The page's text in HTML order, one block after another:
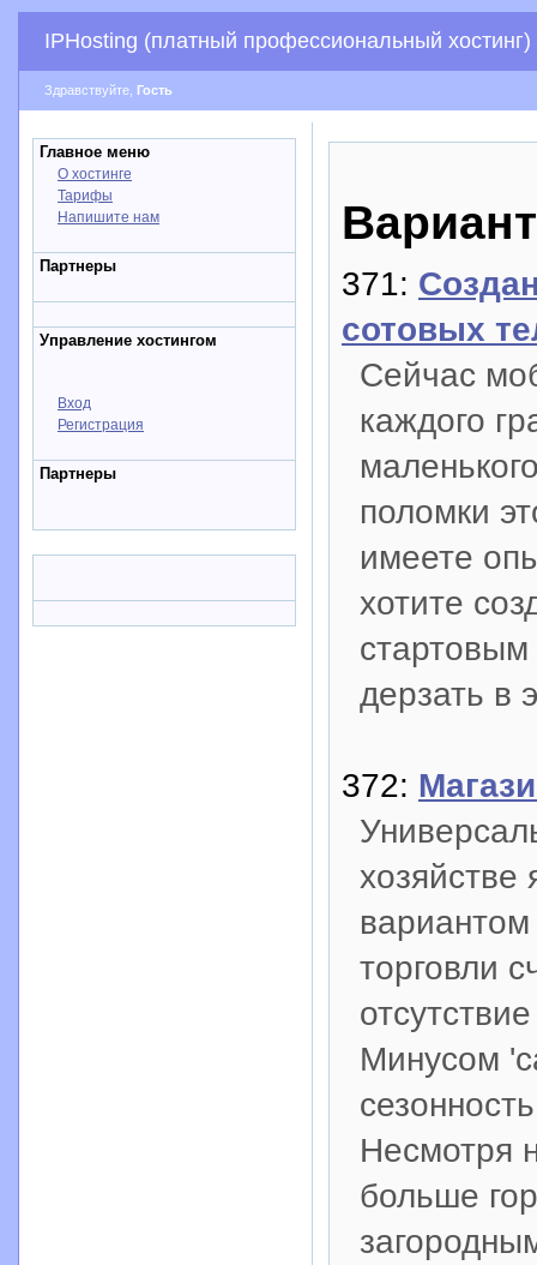
IPHosting (платный профессиональный хостинг)
Здравствуйте, Гость
Главное меню
О хостинге
Тарифы
Напишите нам
Партнеры
Управление хостингом
Вход
Регистрация
Партнеры
371:
сотовых
Сейчас
каждого
поломки
имеете
хотите
дерзать в
372:
хозяйстве
торговли
Минусом
Несмотря
больше